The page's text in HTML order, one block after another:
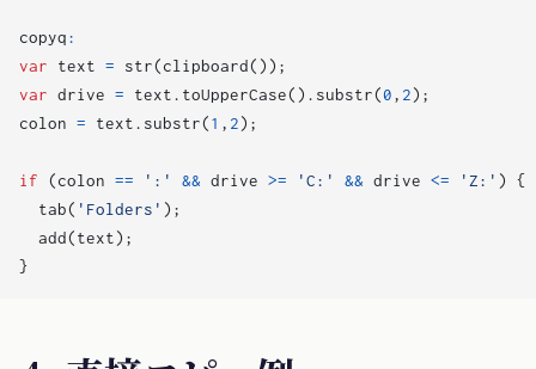
copyq:
var
text = str(clipboard());
var drive = text. toUpperCase(). substr(0, 2);
colon = text. substr(1 , 2);
if (colon == ':' && drive >= 'C:' && drive <= 'Z:' )
{
tab( 'Folders' );
add(text);
}